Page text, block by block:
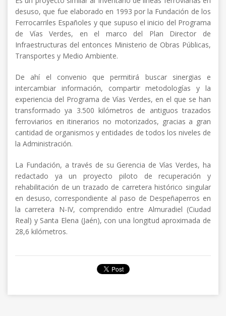
desuso, que fue elaborado en 1993 por la Fundación de los
Ferrocarriles Españoles y que supuso el inicio del Programa
de Vías Verdes, en el marco del Plan Director de
Infraestructuras del entonces Ministerio de Obras Públicas,
Transportes y Medio Ambiente.
De ahí el convenio que permitirá buscar sinergias e
intercambiar información, compartir metodologías y la
experiencia del Programa de Vías Verdes, en el que se han
transformado ya 3.500 kilómetros de antiguos trazados
ferroviarios en itinerarios no motorizados, gracias a gran
cantidad de organismos y entidades de todos los niveles de
la Administración.
La Fundación, a través de su Gerencia de Vías Verdes, ha
redactado ya un proyecto piloto de recuperación y
rehabilitación de un trazado de carretera histórico singular
en desuso, correspondiente al paso de Despeñaperros en
la carretera N-IV, comprendido entre Almuradiel (Ciudad
Real) y Santa Elena (Jaén), con una longitud aproximada de
28,6 kilómetros.